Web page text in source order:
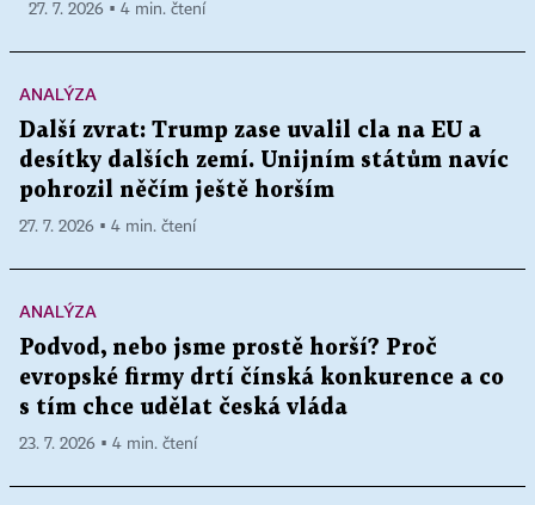
27. 7. 2026 ▪ 4 min. čtení
ANALÝZA
Další zvrat: Trump zase uvalil cla na EU a
desítky dalších zemí. Unijním státům navíc
pohrozil něčím ještě horším
27. 7. 2026 ▪ 4 min. čtení
ANALÝZA
Podvod, nebo jsme prostě horší? Proč
evropské firmy drtí čínská konkurence a co
s tím chce udělat česká vláda
23. 7. 2026 ▪ 4 min. čtení